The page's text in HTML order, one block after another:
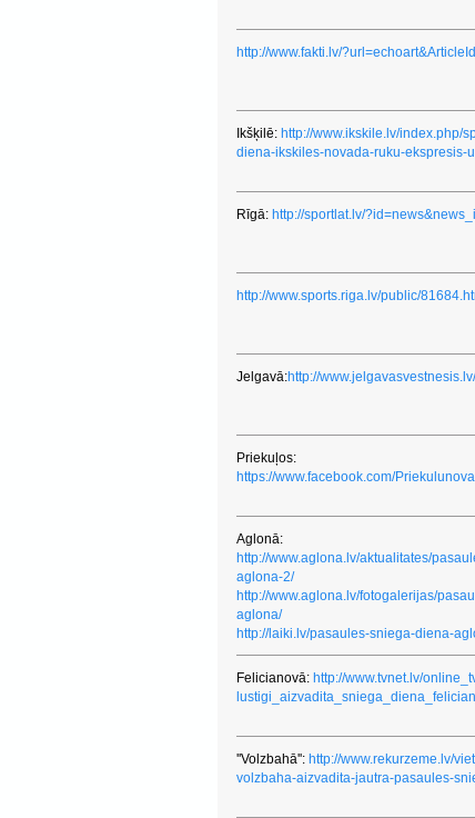
http://www.fakti.lv/
Ikšķilē: http://www.ikskile.lv/index.php/
diena-ikskiles-novada-ruku-
Rīgā: http://sportlat.lv/
http://www.sports.riga.lv/public/
Jelgavā:http://
Priekuļos:
https://www.facebook.com/
Aglonā:
http://www.aglona.lv/aktualitates/
aglona-2/
http://www.aglona.lv/fotogalerijas/
aglona/
http://laiki.lv/pasaules-sniega-diena-
Felicianovā: http://www.tvnet.lv/
''Volzbahā'': http://www.rekurzeme.lv/
volzbaha-aizvadita-jautra-pasaules-